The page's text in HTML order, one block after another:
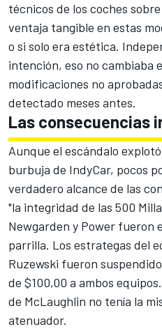
técnicos de los coches
ventaja tangible en estas
o si solo era estética.
intención, eso no cambiaba
modificaciones no
detectado meses antes.
Las consecuencias
Aunque el escándalo
burbuja de IndyCar, pocos
verdadero alcance de las
"la integridad de las 500
Newgarden y Power fueron
parrilla. Los estrategas del
Ruzewski fueron
de $100,00 a ambos
de McLaughlin no tenía la
atenuador.